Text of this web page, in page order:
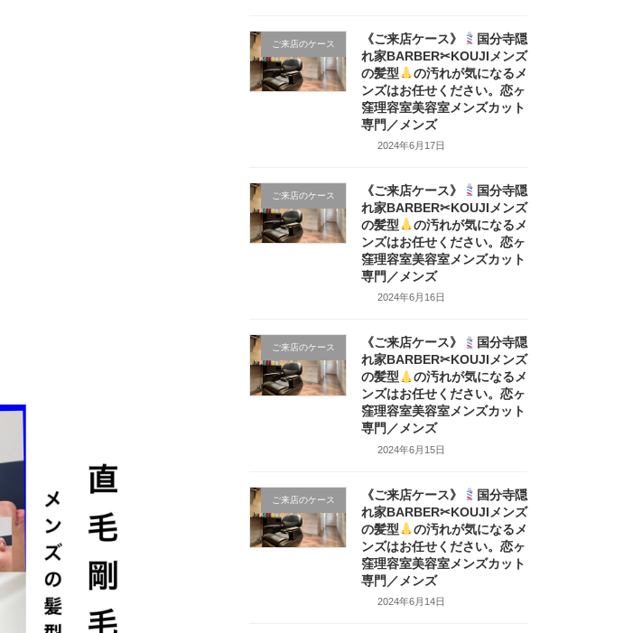
ご来店のケース 《ご来店ケース》
国分寺隠
れ家BARBER✂KOUJIメンズ
の髪型
の汚れが気になるメ
ンズはお任せください。恋ヶ
窪理容室美容室メンズカット
専門／メンズ
2024年6月17日
ご来店のケース 《ご来店ケース》
国分寺隠
れ家BARBER✂KOUJIメンズ
の髪型
の汚れが気になるメ
ンズはお任せください。恋ヶ
窪理容室美容室メンズカット
専門／メンズ
2024年6月16日
ご来店のケース 《ご来店ケース》
国分寺隠
れ家BARBER✂KOUJIメンズ
の髪型
の汚れが気になるメ
ンズはお任せください。恋ヶ
窪理容室美容室メンズカット
専門／メンズ
2024年6月15日
ご来店のケース 《ご来店ケース》
国分寺隠
れ家BARBER✂KOUJIメンズ
の髪型
の汚れが気になるメ
ンズはお任せください。恋ヶ
窪理容室美容室メンズカット
専門／メンズ
2024年6月14日